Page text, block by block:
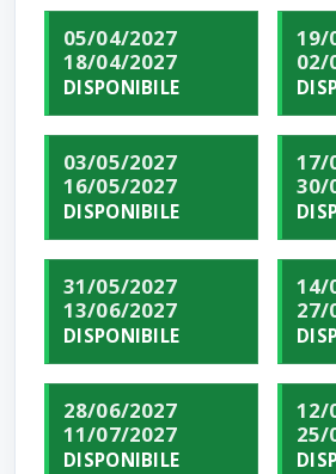
05/04/2027
18/04/2027
DISPONIBILE
19/
02/
03/05/2027
16/05/2027
DISPONIBILE
17/
30/
31/05/2027
13/06/2027
DISPONIBILE
14/
27/
28/06/2027
11/07/2027
DISPONIBILE
12/
25/